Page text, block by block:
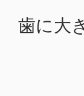
歯に大